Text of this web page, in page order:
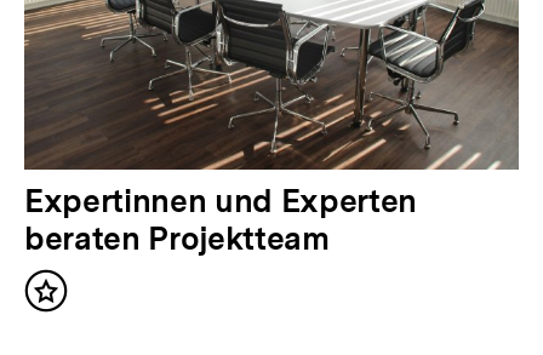
Expertinnen und Experten
beraten Projektteam
Inhalt